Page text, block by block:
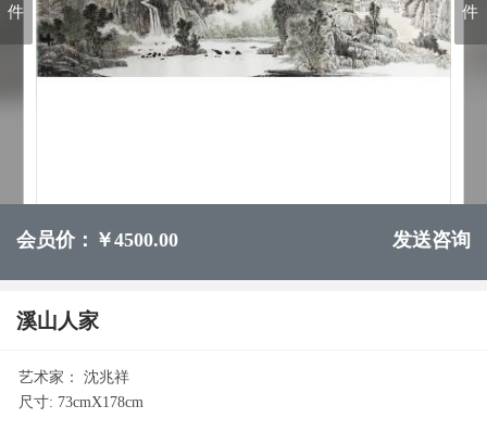
件
件
会员价：￥4500.00 发送咨询
溪山人家
艺术家：
沈兆祥
尺寸: 73cmX178cm